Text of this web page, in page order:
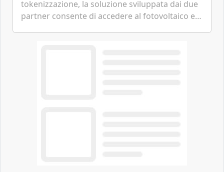
tokenizzazione, la soluzione sviluppata dai due
partner consente di accedere al fotovoltaico e